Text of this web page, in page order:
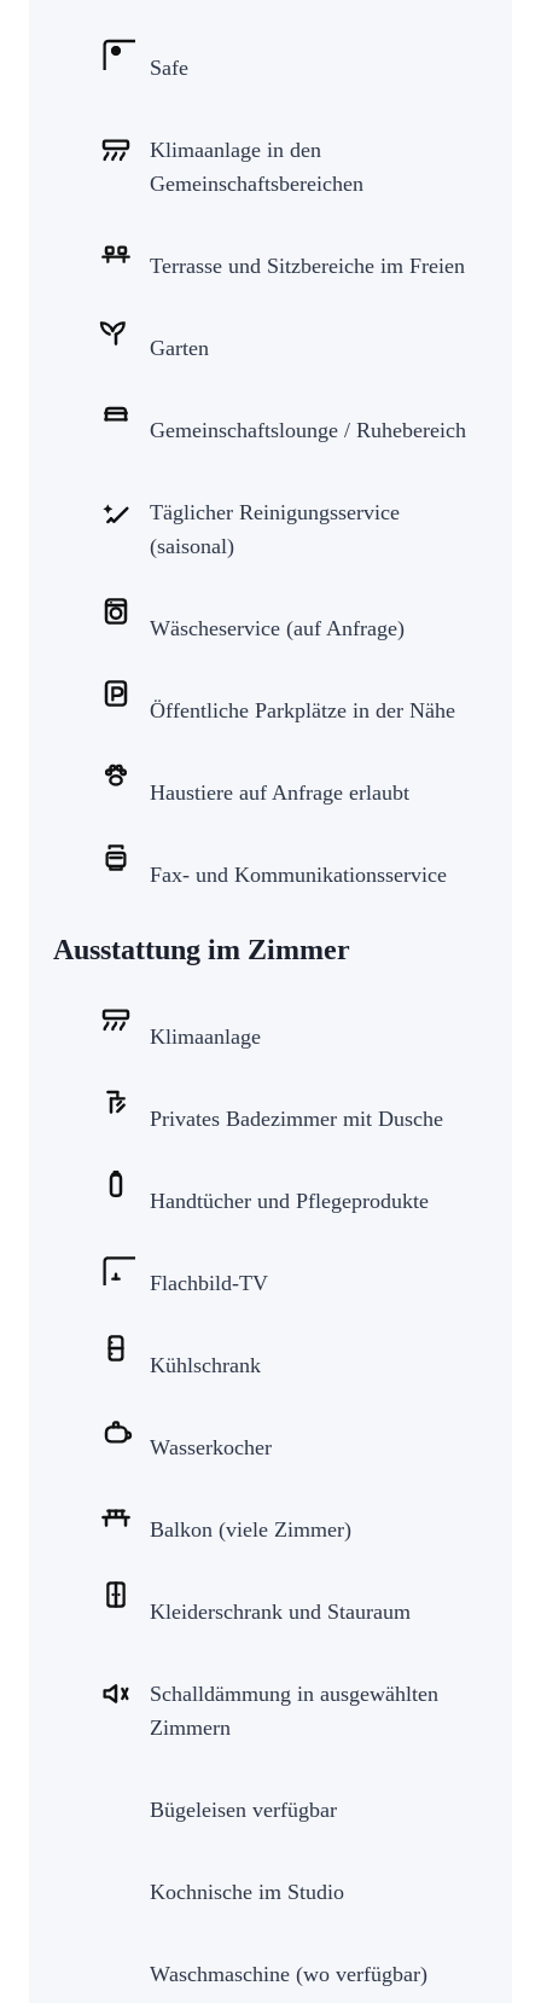
Safe
Klimaanlage in den
Gemeinschaftsbereichen
Terrasse und Sitzbereiche im Freien
Garten
Gemeinschaftslounge / Ruhebereich
Täglicher Reinigungsservice
(saisonal)
Wäscheservice (auf Anfrage)
Öffentliche Parkplätze in der Nähe
Haustiere auf Anfrage erlaubt
Fax- und Kommunikationsservice
Ausstattung im Zimmer
Klimaanlage
Privates Badezimmer mit Dusche
Handtücher und Pflegeprodukte
Flachbild-TV
Kühlschrank
Wasserkocher
Balkon (viele Zimmer)
Kleiderschrank und Stauraum
Schalldämmung in ausgewählten
Zimmern
Bügeleisen verfügbar
Kochnische im Studio
Waschmaschine (wo verfügbar)